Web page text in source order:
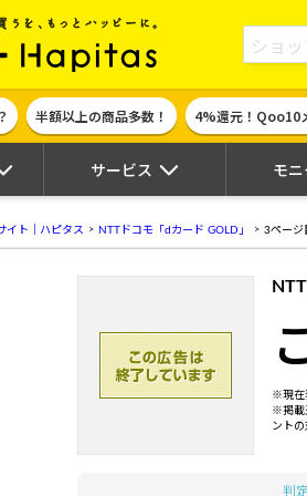
ポイント貯めて現金や
半額以上の商品多数！ 4%還元！Qoo10
サービス モニ
イト｜ハピタス NTTドコモ「dカード GOLD」 3ページ
※現在
※掲載
ントの
判